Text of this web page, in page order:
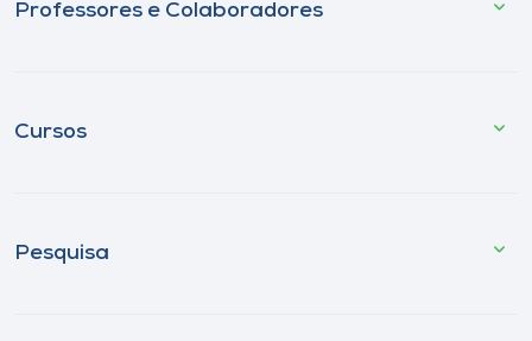
Professores e Colaboradores
Cursos
Pesquisa